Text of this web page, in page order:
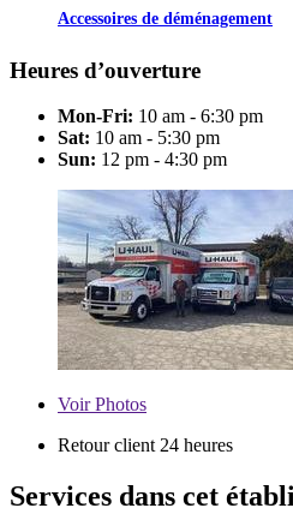
Accessoires de déménagement
Heures d’ouverture
Mon-Fri: 10 am - 6:30 pm
Sat: 10 am - 5:30 pm
Sun: 12 pm - 4:30 pm
VoirPhotos
Retour client 24 heures
Services dans cet